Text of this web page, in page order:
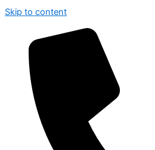
Skip to content